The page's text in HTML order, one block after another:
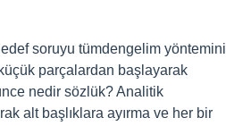
soruyu tümdengelim yöntemini
parçalardan başlayarak
nedir sözlük? Analitik
alt başlıklara ayırma ve her bir